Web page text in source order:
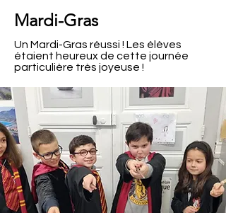
Mardi-Gras
Un Mardi-Gras réussi ! Les élèves
étaient heureux de cette journée
particulière très joyeuse !